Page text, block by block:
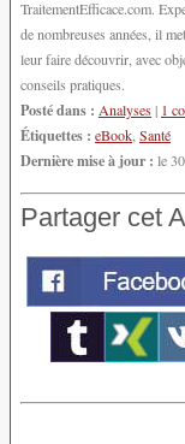
TraitementEfficace.com.
de nombreuses années, il
leur faire découvrir, avec
conseils pratiques.
Posté dans : Analyses| 1
Étiquettes : eBook,Santé
Dernière mise à jour : le
Partager cet